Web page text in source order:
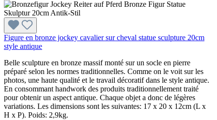
Figure en bronze jockey cavalier sur cheval statue sculpture 20cm
style antique
Belle sculpture en bronze massif monté sur un socle en pierre
préparé selon les normes traditionnelles. Comme on le voit sur les
photos, une haute qualité et le travail décoratif dans le style antique.
En consommant handwork des produits traditionnellement traité
pour obtenir un aspect antique. Chaque objet a donc de légères
variations. Les dimensions sont les suivantes: 17 x 20 x 12cm (L x
H x P). Poids: 2,9kg.